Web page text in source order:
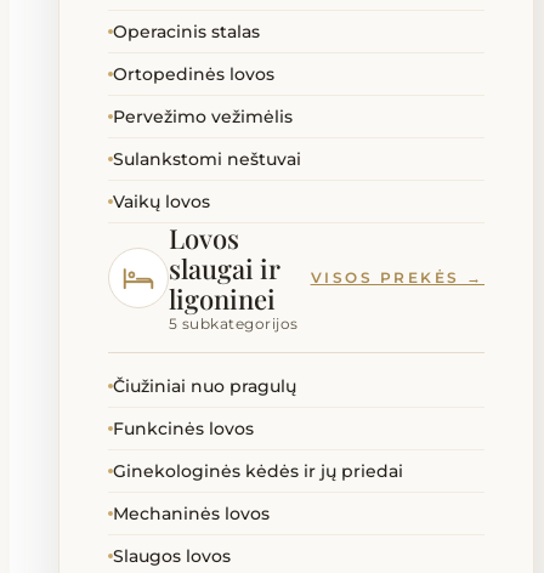
Operacinis stalas
Ortopedinės lovos
Pervežimo vežimėlis
Sulankstomi neštuvai
Vaikų lovos
Lovos
slaugai ir
ligoninei
5 subkategorijos
VISOS PREKĖS →
Čiužiniai nuo pragulų
Funkcinės lovos
Ginekologinės kėdės ir jų priedai
Mechaninės lovos
Slaugos lovos